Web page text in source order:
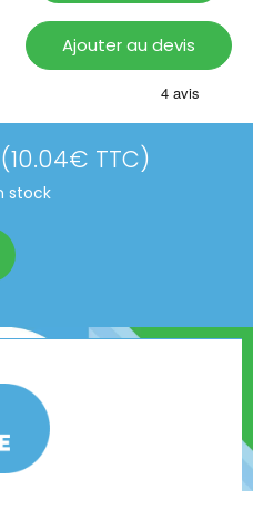
Ajouter au devis
(10.04€ TTC)
stock